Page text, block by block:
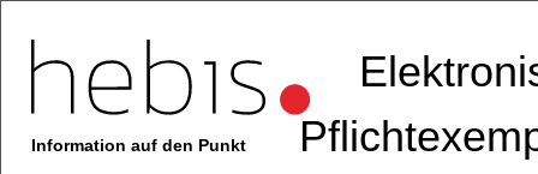
Information auf den Punkt